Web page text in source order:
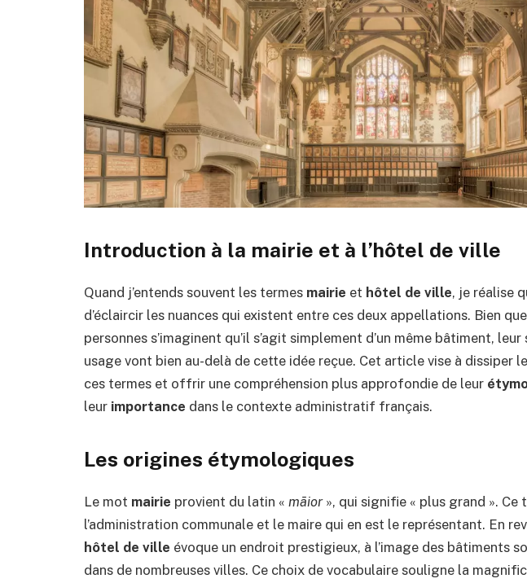
Introduction à la mairie et à l’hôtel de ville
Quand j’entends souvent les termes mairie et hôtel de ville, je réalise
d’éclaircir les nuances qui existent entre ces deux appellations. Bien
personnes s’imaginent qu’il s’agit simplement d’un même bâtiment,
usage vont bien au-delà de cette idée reçue. Cet article vise à dissiper
ces termes et offrir une compréhension plus approfondie de leur
leur importance dans le contexte administratif français.
Les origines étymologiques
Le mot mairie provient du latin « māior», qui signifie « plus grand ». Ce
l’administration communale et le maire qui en est le représentant. En
hôtel de ville évoque un endroit prestigieux, à l’image des bâtiments
dans de nombreuses villes. Ce choix de vocabulaire souligne la